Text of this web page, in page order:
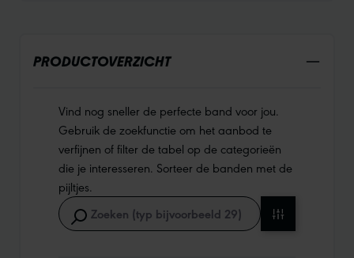
PRODUCTOVERZICHT
Vind nog sneller de perfecte band voor jou.
Gebruik de zoekfunctie om het aanbod te
verfijnen of filter de tabel op de categorieën
die je interesseren. Sorteer de banden met de
pijltjes.